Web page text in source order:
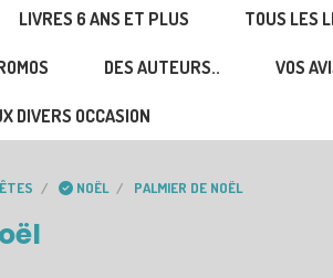
LIVRES 6 ANS ET PLUS TOUS LES
DES AUTEURS.. VOS
DIVERS OCCASION
NOËL PALMIER DE NOËL